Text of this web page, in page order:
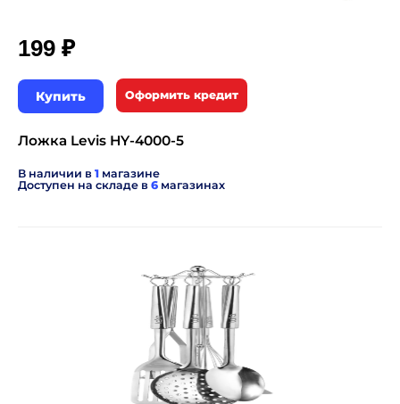
199 ₽
Купить Оформить кредит
Ложка Levis HY-4000-5
В наличии в 1 магазине
Доступен на складе в 6 магазинах